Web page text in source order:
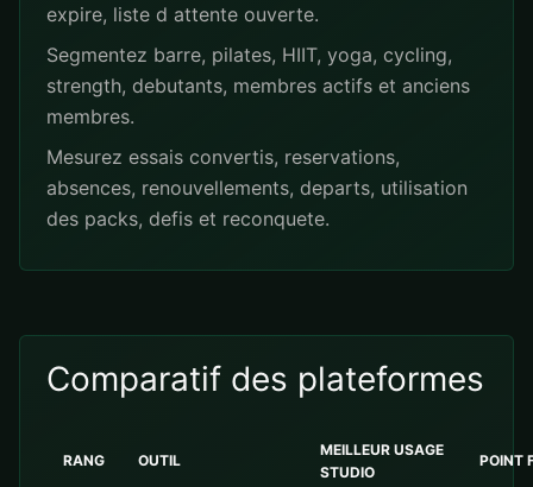
expire, liste d attente ouverte.
Segmentez barre, pilates, HIIT, yoga, cycling,
strength, debutants, membres actifs et anciens
membres.
Mesurez essais convertis, reservations,
absences, renouvellements, departs, utilisation
des packs, defis et reconquete.
Comparatif des plateformes
RANG OUTIL
MEILLEUR USAGE
STUDIO
POINT